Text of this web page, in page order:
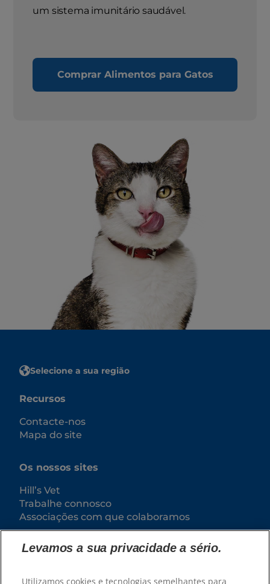
um sistema imunitário saudável.
Comprar Alimentos para Gatos
Selecione a sua região
Recursos
Contacte-nos
Mapa do site
Os nossos sites
Hill’s Vet
Trabalhe connosco
Associações com que colaboramos
Levamos a sua privacidade a sério.
Utilizamos cookies e tecnologias semelhantes para